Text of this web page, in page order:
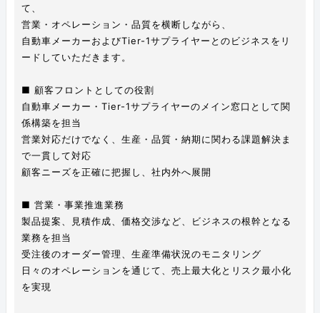
て、
営業・オペレーション・品質を横断しながら、
自動車メーカーおよびTier-1サプライヤーとのビジネスをリ
ードしていただきます。
■ 顧客フロントとしての役割
自動車メーカー・Tier-1サプライヤーのメイン窓口として関
係構築を担当
営業対応だけでなく、生産・品質・納期に関わる課題解決ま
で一貫して対応
顧客ニーズを正確に把握し、社内外へ展開
■ 営業・事業推進業務
製品提案、見積作成、価格交渉など、ビジネスの根幹となる
業務を担当
受注後のオーダー管理、生産準備状況のモニタリング
日々のオペレーションを通じて、売上最大化とリスク最小化
を実現